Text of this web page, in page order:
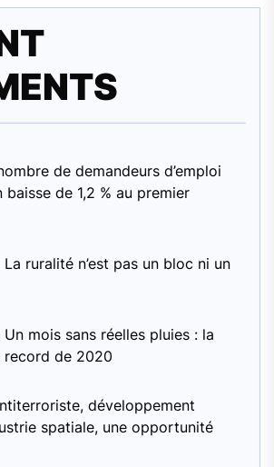
de demandeurs d’emploi
de 1,2 % au premier
La ruralité n’est pas un bloc ni un
Un mois sans réelles pluies : la
record de 2020
développement
spatiale, une opportunité